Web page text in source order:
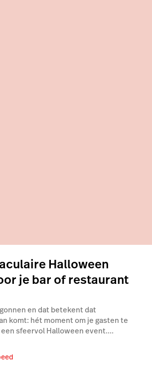
Halloween
je bar of restaurant
en dat betekent dat
komt: hét moment om je gasten te
sfeervol Halloween event....